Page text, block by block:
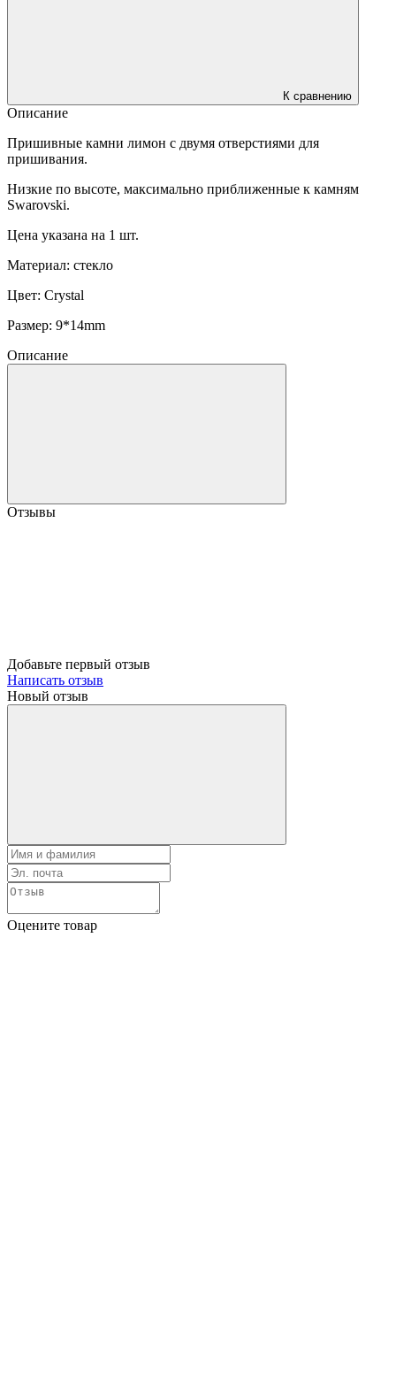
К сравнению
Описание
Пришивные камни лимон с двумя отверстиями для
пришивания.
Низкие по высоте, максимально приближенные к камням
Swarovski.
Цена указана на 1 шт.
Материал: стекло
Цвет: Crystal
Размер: 9*14mm
Описание
Отзывы
Добавьте первый отзыв
Написать отзыв
Новый отзыв
Оцените товар